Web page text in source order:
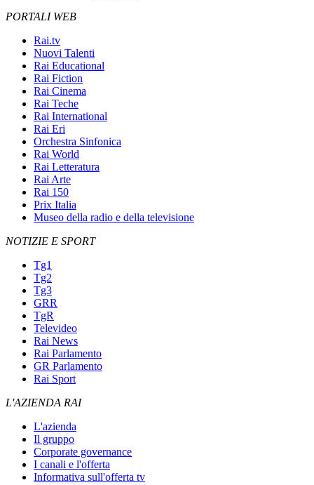
PORTALI WEB
Rai.tv
Nuovi Talenti
Rai Educational
Rai Fiction
Rai Cinema
Rai Teche
Rai International
Rai Eri
Orchestra Sinfonica
Rai World
Rai Letteratura
Rai Arte
Rai 150
Prix Italia
Museo della radio e della televisione
NOTIZIE E SPORT
Tg1
Tg2
Tg3
GRR
TgR
Televideo
Rai News
Rai Parlamento
GR Parlamento
Rai Sport
L'AZIENDA RAI
L'azienda
Il gruppo
Corporate governance
I canali e l'offerta
Informativa sull'offerta tv